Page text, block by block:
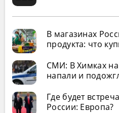
В магазинах
продукта: что
СМИ: В Химках
напали и
Где будет
России: Европа?